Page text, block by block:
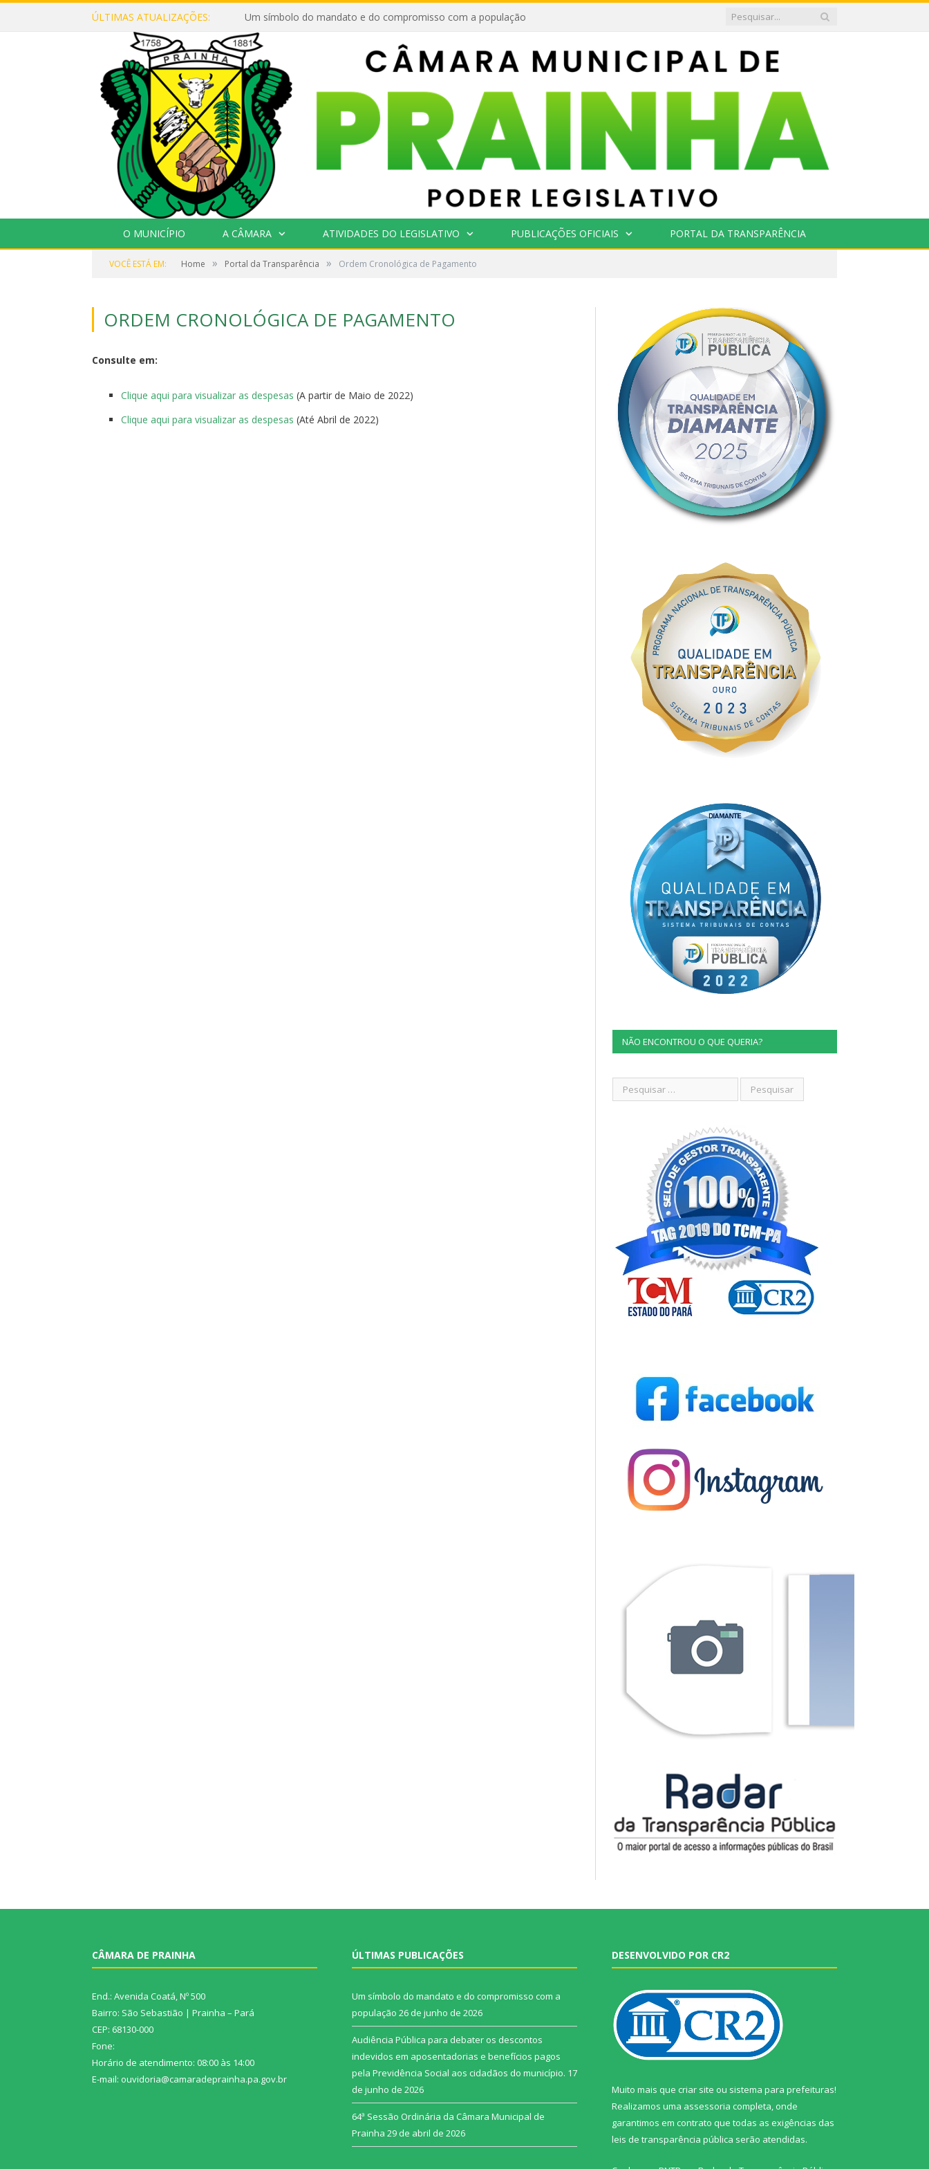
ÚLTIMAS ATUALIZAÇÕES: Um símbolo do mandato e do compromisso com a população
O MUNICÍPIO A CÂMARA ATIVIDADES DO LEGISLATIVO PUBLICAÇÕES OFICIAIS PORTAL DA TRANSPARÊNCIA
VOCÊ ESTÁ EM: Home » Portal da Transparência » Ordem Cronológica de Pagamento
ORDEM CRONOLÓGICA DE PAGAMENTO
Consulte em:
Clique aqui para visualizar as despesas (A partir de Maio de 2022)
Clique aqui para visualizar as despesas (Até Abril de 2022)
NÃO ENCONTROU O QUE QUERIA?
CÂMARA DE PRAINHA
End.: Avenida Coatá, Nº 500
Bairro: São Sebastião | Prainha – Pará
CEP: 68130-000
Fone:
Horário de atendimento: 08:00 às 14:00
E-mail: ouvidoria@camaradeprainha.pa.gov.br
ÚLTIMAS PUBLICAÇÕES
Um símbolo do mandato e do compromisso com a
população 26 de junho de 2026
Audiência Pública para debater os descontos
indevidos em aposentadorias e benefícios pagos
pela Previdência Social aos cidadãos do município. 17
de junho de 2026
64ª Sessão Ordinária da Câmara Municipal de
Prainha 29 de abril de 2026
DESENVOLVIDO POR CR2
Muito mais que criar site ou sistema para prefeituras!
Realizamos uma assessoria completa, onde
garantimos em contrato que todas as exigências das
leis de transparência pública serão atendidas.